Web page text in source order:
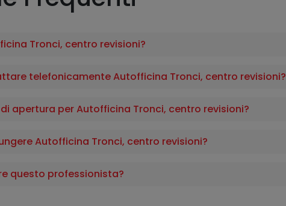
Tronci, centro revisioni?
telefonicamente Autofficina Tronci, centro revisioni?
apertura per Autofficina Tronci, centro revisioni?
Autofficina Tronci, centro revisioni?
questo professionista?